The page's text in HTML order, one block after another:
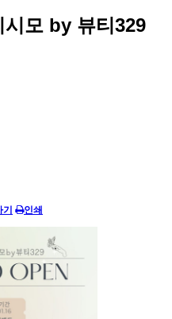
모 by 뷰티329
인쇄